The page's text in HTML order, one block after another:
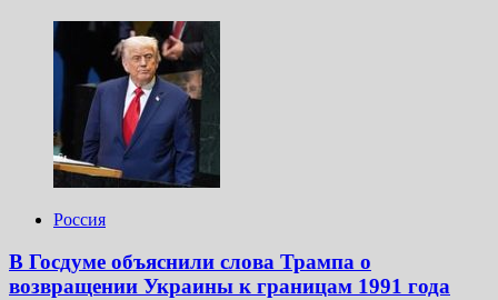
Россия
В Госдуме объяснили слова Трампа о
возвращении Украины к границам 1991 года